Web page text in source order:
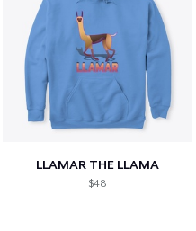
LLAMAR THE LLAMA
$48